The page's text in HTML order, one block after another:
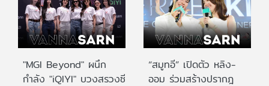
"MGI Beyond" ผนึก
กำลัง "iQIYI" บวงสรวงซี
“สมูทอี” เปิดตัว หลิง-
ออม ร่วมสร้างปรากฎ